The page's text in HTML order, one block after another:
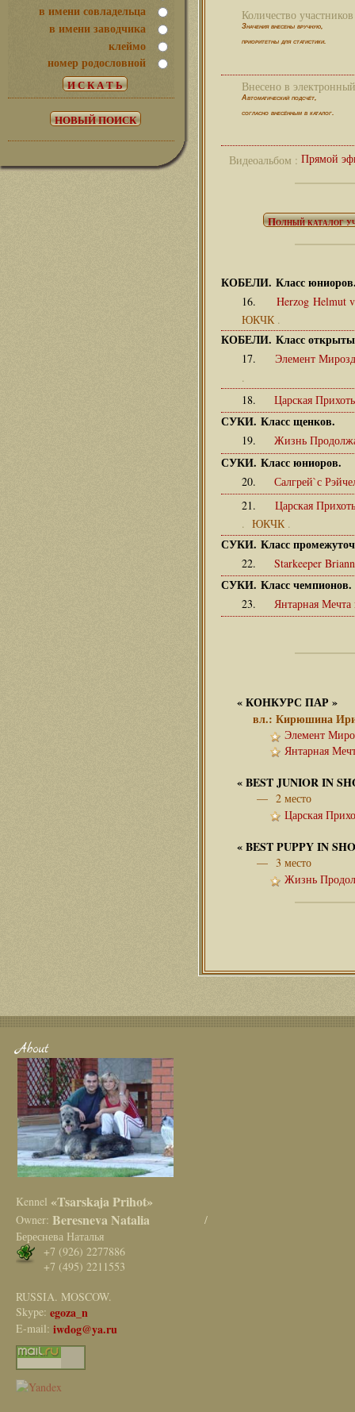
в имени совладельца
в имени заводчика
клеймо
номер родословной
Количество
Значения внесены вручную,
приоритетны для статистики.
Внесено в
Автоматический подсчёт,
согласно внесённым в каталог.
Видеоальбом : Прямой
КОБЕЛИ. Класс
16.Herzog Helmut
ЮКЧК .
КОБЕЛИ. Класс
17. Элемент
.
18. Царская
СУКИ. Класс щенков.
19. Жизнь
СУКИ. Класс юниоров.
20. Салгрей`с
21. Царская
. ЮКЧК .
СУКИ. Класс
22. Starkeeper
СУКИ. Класс чемпионов.
23. Янтарная
«КОНКУРС ПАР »
вл.: Кирюшина
Элемент
Янтарная
«BEST JUNIOR IN
— 2 место
Царская
«BEST PUPPY IN
— 3 место
Жизнь
About
Kennel «Tsarskaja Prihot»
Owner: Beresneva Natalia /
Береснева Наталья
+7 (926) 2277886
+7 (495) 2211553
RUSSIA. MOSCOW.
Skype: egoza_n
E-mail: iwdog@ya.ru